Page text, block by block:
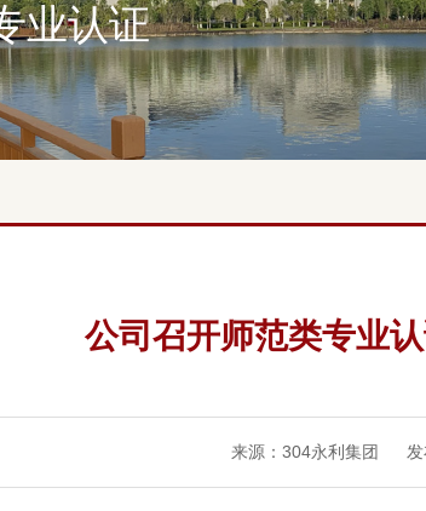
业认证
公司召开师范类专业
来源：304永利集团